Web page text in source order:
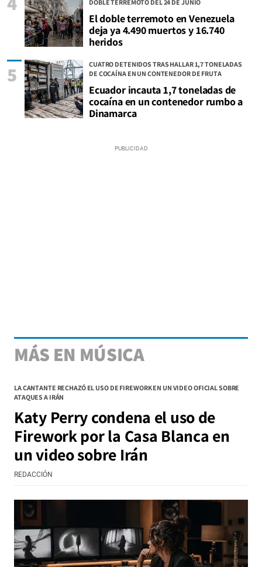
DOBLE TERREMOTO DEL 24 DE JUNIO
El doble terremoto en Venezuela
deja ya 4.490 muertos y 16.740
heridos
CUATRO DETENIDOS TRAS HALLAR 1,7 TONELADAS
DE COCAÍNA EN UN CONTENEDOR DE FRUTA
Ecuador incauta 1,7 toneladas de
cocaína en un contenedor rumbo a
Dinamarca
5
MÁS EN MÚSICA
LA CANTANTE RECHAZÓ EL USO DE FIREWORK EN UN VIDEO OFICIAL SOBRE
ATAQUES A IRÁN
Katy Perry condena el uso de
Firework por la Casa Blanca en
un video sobre Irán
REDACCIÓN